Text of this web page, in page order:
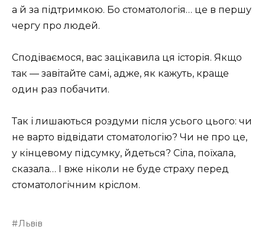
а й за підтримкою. Бо стоматологія… це в першу
чергу про людей.
Сподіваємося, вас зацікавила ця історія. Якщо
так — завітайте самі, адже, як кажуть, краще
один раз побачити.
Так і лишаються роздуми після усього цього: чи
не варто відвідати стоматологію? Чи не про це,
у кінцевому підсумку, йдеться? Сіла, поїхала,
сказала… І вже ніколи не буде страху перед
стоматологічним кріслом.
Львів